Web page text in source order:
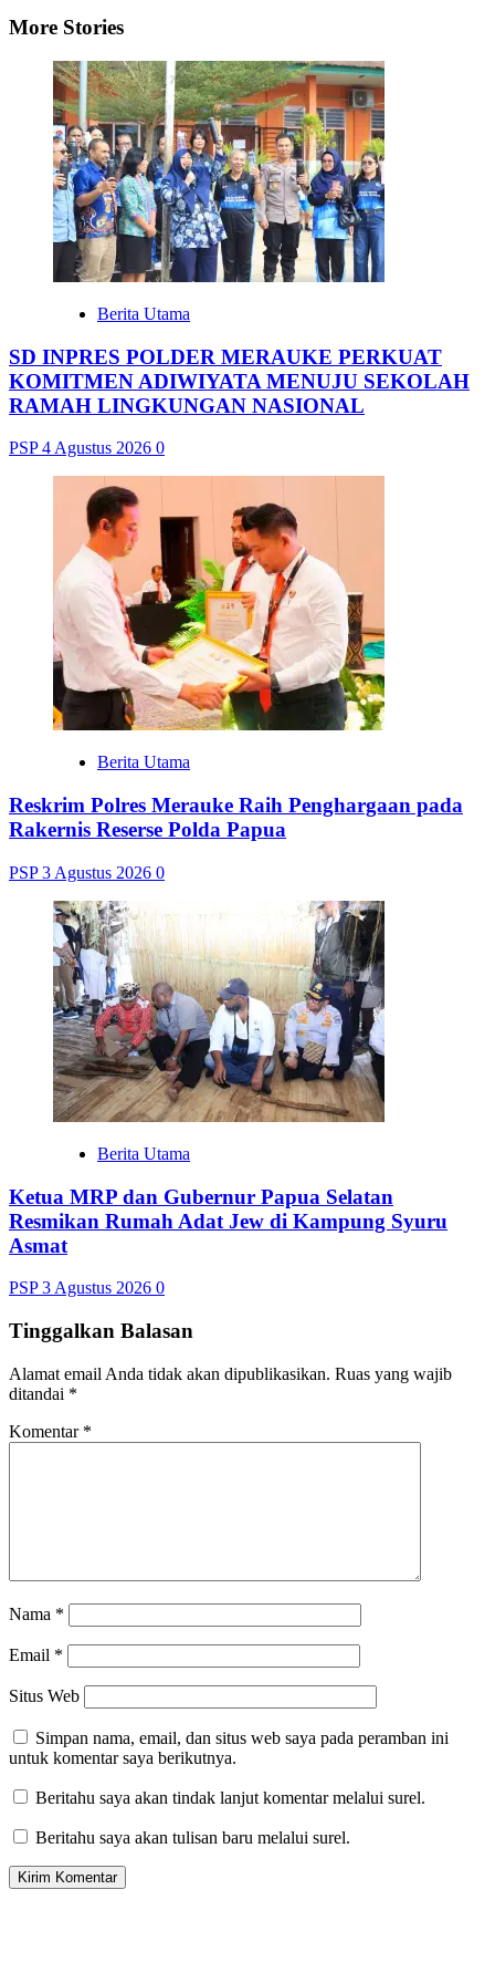
More Stories
Berita Utama
SD INPRES POLDER MERAUKE PERKUAT
KOMITMEN ADIWIYATA MENUJU SEKOLAH
RAMAH LINGKUNGAN NASIONAL
PSP4 Agustus 2026 0
Berita Utama
Reskrim Polres Merauke Raih Penghargaan pada
Rakernis Reserse Polda Papua
PSP3 Agustus 2026 0
Berita Utama
Ketua MRP dan Gubernur Papua Selatan
Resmikan Rumah Adat Jew di Kampung Syuru
Asmat
PSP3 Agustus 2026 0
Tinggalkan Balasan
Alamat email Anda tidak akan dipublikasikan. Ruas yang wajib
ditandai *
Komentar *
Nama *
Email *
Situs Web
Simpan nama, email, dan situs web saya pada peramban ini
untuk komentar saya berikutnya.
Beritahu saya akan tindak lanjut komentar melalui surel.
Beritahu saya akan tulisan baru melalui surel.